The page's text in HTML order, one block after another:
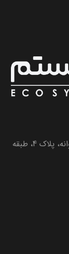
تهران، بزرگراه جلال آل احمد، خیابان پروانه، پلاک 4، طبقه